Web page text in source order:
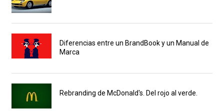
Diferencias entre un BrandBook y un Manual de
Marca
Rebranding de McDonald's. Del rojo al verde.